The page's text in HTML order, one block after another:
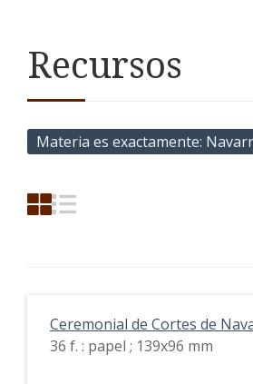
Recursos
Materia es exactamente
Ceremonial de Cortes de
36 f. : papel ; 139x96 mm